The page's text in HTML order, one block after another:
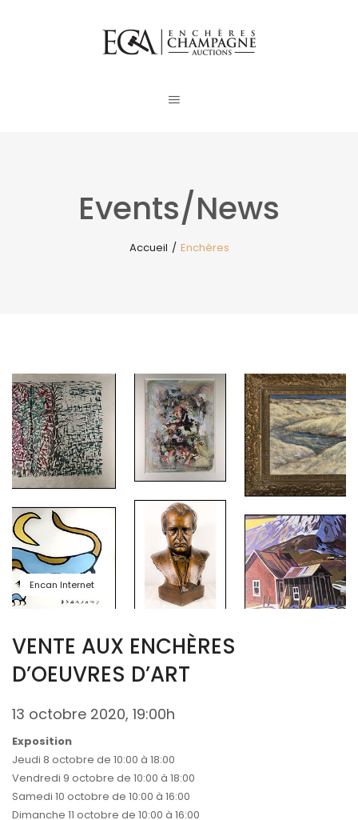
Events/News
Accueil / Enchères
Encan Internet
VENTE AUX ENCHÈRES
D’OEUVRES D’ART
13 octobre 2020, 19:00h
Exposition
Jeudi 8 octobre de 10:00 à 18:00
Vendredi 9 octobre de 10:00 à 18:00
Samedi 10 octobre de 10:00 à 16:00
Dimanche 11 octobre de 10:00 à 16:00